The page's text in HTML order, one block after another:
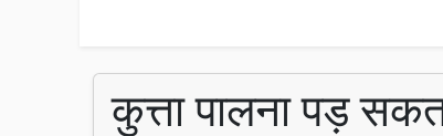
कुत्ता पालना पड़